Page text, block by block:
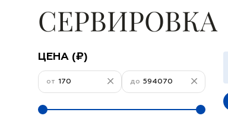
СЕРВИРОВКА
ЦЕНА (₽)
от до